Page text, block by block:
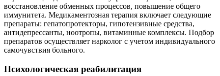
восстановление обменных процессов, повышение общего
иммунитета. Медикаментозная терапия включает следующие
препараты: гепатопротекторы, гипотензивные средства,
антидепрессанты, ноотропы, витаминные комплексы. Подбор
препаратов осуществляет нарколог с учетом индивидуального
самочувствия больного.
Психологическая реабилитация